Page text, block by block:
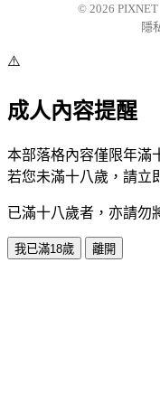
© 2026 PIXNET
隱
⚠️
成人內容提醒
本部落格內容僅限年滿
若您未滿十八歲，請立
已滿十八歲者，亦請勿
我已滿18歲 離開